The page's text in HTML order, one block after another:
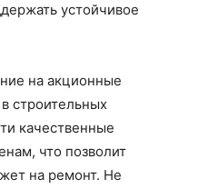
устойчивое
на акционные
строительных
качественные
что позволит
на ремонт. Не